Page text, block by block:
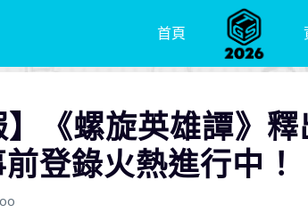
首頁
】《螺旋英雄譚》
登錄火熱進行中！